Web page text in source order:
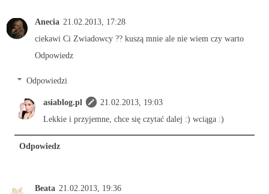
Anecia 21.02.2013, 17:28
ciekawi Ci Zwiadowcy ?? kuszą mnie ale nie wiem czy warto
Odpowiedz
Odpowiedzi
asiablog.pl
21.02.2013, 19:03
Lekkie i przyjemne, chce się czytać dalej :) wciąga :)
Odpowiedz
Beata 21.02.2013, 19:36